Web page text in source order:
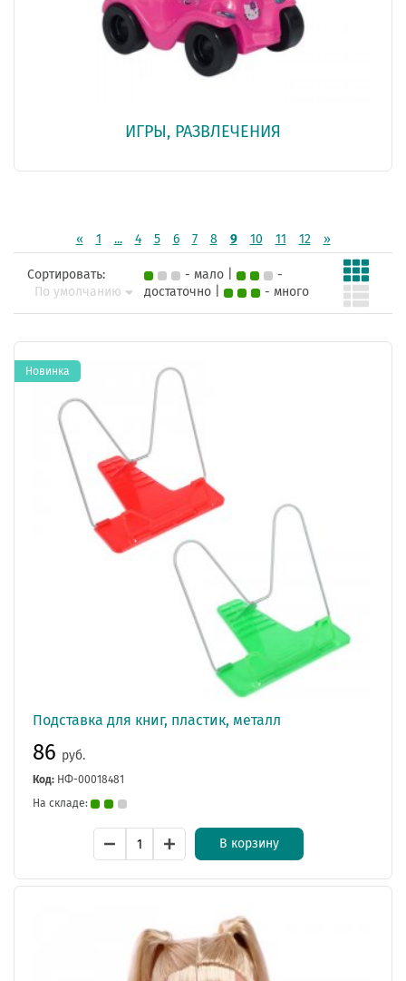
ИГРЫ, РАЗВЛЕЧЕНИЯ
« 1 ... 4 5 6 7 8 9 10 11 12 »
Сортировать:
По умолчанию
- мало |
-
достаточно |
- много
Подставка для книг, пластик, металл
86 руб.
Код: НФ-00018481
На складе:
Новинка
В корзину